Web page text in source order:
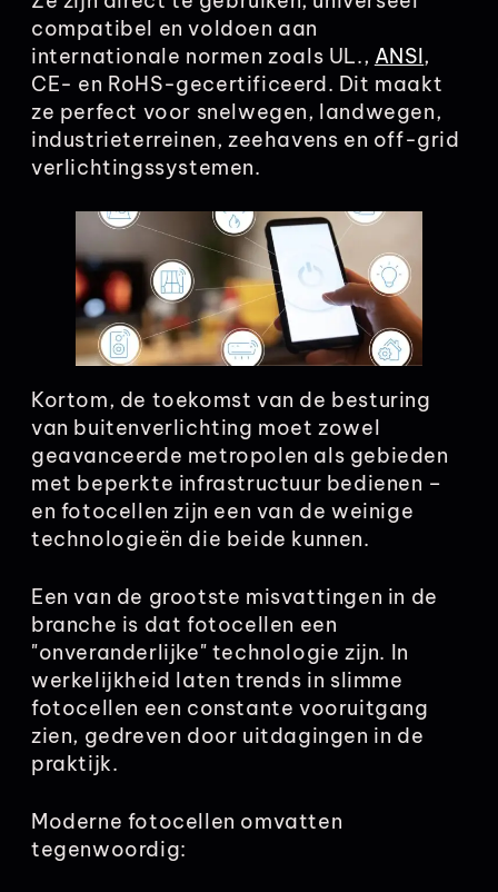
compatibel en voldoen aan
internationale normen zoals UL., ANSI,
CE- en RoHS-gecertificeerd. Dit maakt
ze perfect voor snelwegen, landwegen,
industrieterreinen, zeehavens en off-grid
verlichtingssystemen.
Kortom, de toekomst van de besturing
van buitenverlichting moet zowel
geavanceerde metropolen als gebieden
met beperkte infrastructuur bedienen –
en fotocellen zijn een van de weinige
technologieën die beide kunnen.
Een van de grootste misvattingen in de
branche is dat fotocellen een
"onveranderlijke" technologie zijn. In
werkelijkheid laten trends in slimme
fotocellen een constante vooruitgang
zien, gedreven door uitdagingen in de
praktijk.
Moderne fotocellen omvatten
tegenwoordig: